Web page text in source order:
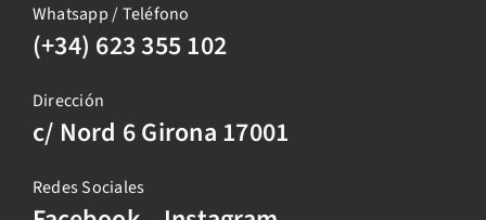
Whatsapp / Teléfono
(+34) 623 355 102
Dirección
c/ Nord 6 Girona 17001
Redes Sociales